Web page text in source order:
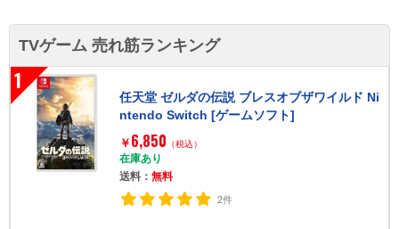
TVゲーム 売れ筋ランキング
1
任天堂 ゼルダの伝説 ブレスオブザワイルド Ni
ntendo Switch [ゲームソフト]
￥ 6,850 （税込）
在庫あり
送料：無料
2件